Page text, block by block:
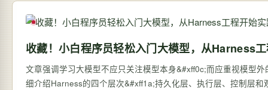
收藏！小白程序员轻松入门大模型，从Harness
文章强调学习大模型不应只关注模型本身&#xff0c;而应重视模型
细介绍Harness的四个层次&#xff1a;持久化层、执行层、控制层